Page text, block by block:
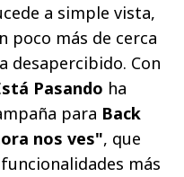
a simple vista,
poco más de cerca
desapercibido. Con
Pasando ha
para Back
nos ves", que
más